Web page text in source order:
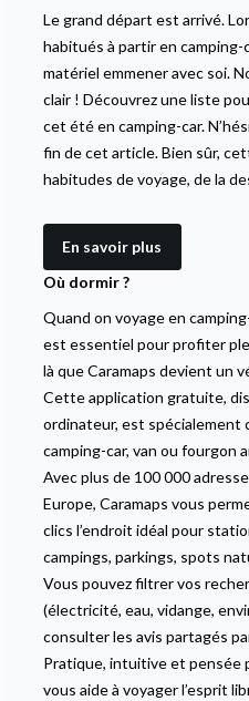
Le grand départ est arrivé.
habitués à partir en camping-
matériel emmener avec soi.
clair ! Découvrez une liste
cet été en camping-car.
fin de cet article. Bien sûr,
habitudes de voyage, de la
En savoir plus
Où dormir ?
Quand on voyage en
est essentiel pour profiter
là que Caramaps devient un
Cette application gratuite,
ordinateur, est spécialement
camping-car, van ou fourgon
Avec plus de 100 000
Europe, Caramaps vous
clics l’endroit idéal pour
campings, parkings, spots
Vous pouvez filtrer vos
(électricité, eau, vidange,
consulter les avis partagés
Pratique, intuitive et pensée
vous aide à voyager l’esprit